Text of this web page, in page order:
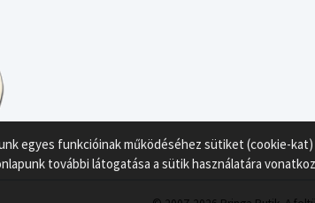
egyes funkcióinak működéséhez sütiket (cookie-
további látogatása a sütik használatára